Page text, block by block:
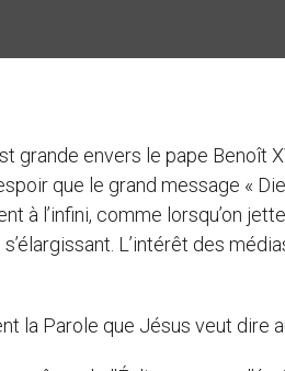
grande envers le pape Benoît
que le grand message «
à l’infini, comme lorsqu’on
L’intérêt des
la Parole que Jésus veut dire